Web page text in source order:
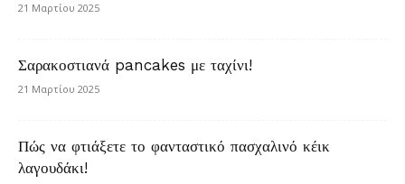
21 Μαρτίου 2025
Σαρακοστιανά pancakes με ταχίνι!
21 Μαρτίου 2025
Πώς να φτιάξετε το φανταστικό πασχαλινό κέικ
λαγουδάκι!